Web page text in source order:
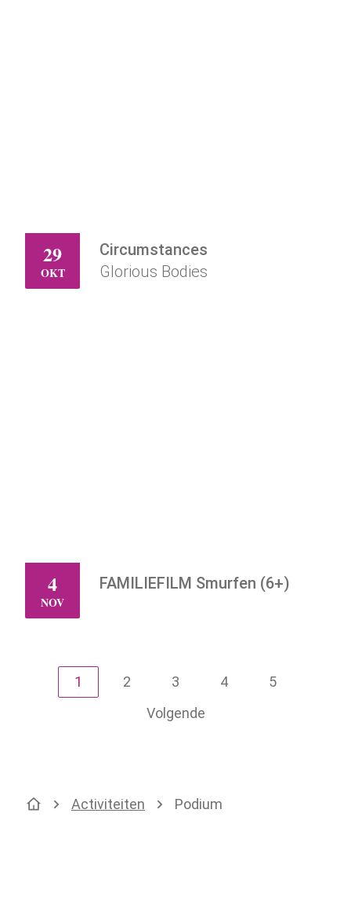
DO
29
OKT
Circumstances
Glorious Bodies
WO
4
NOV
FAMILIEFILM Smurfen (6+)
1 2 3 4
5
Volgende
StartpaginaActiviteiten Podium